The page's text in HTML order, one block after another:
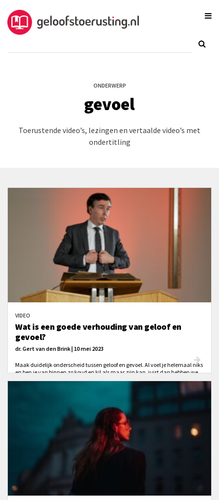
ONDERWERP
gevoel
Toerustende video’s, lezingen en vertaalde video’s met
ondertitling
VIDEO
Wat is een goede verhouding van geloof en
gevoel?
dr. Gert van den Brink | 10 mei 2023
Maak duidelijk onderscheid tussen geloof en gevoel. Al voel je helemaal niks
en ben je van binnen zo koud en kil als maar zijn kan, juist dan hebben we